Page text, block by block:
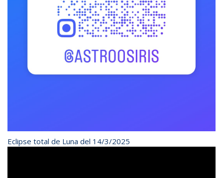
Eclipse total de Luna del 14/3/2025